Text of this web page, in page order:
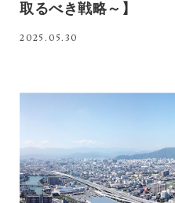
取るべき戦略～】
2025.05.30